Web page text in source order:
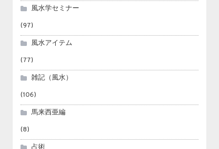
風水学セミナー
(97)
風水アイテム
(77)
雑記（風水）
(106)
馬来西亜編
(8)